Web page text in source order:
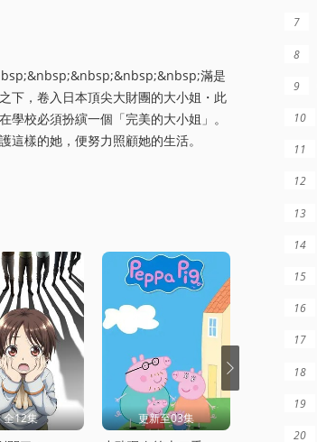
滿是
下，卷入日本頂尖大財團的大小姐・此
校必須扮縯一個「完美的大小姐」。
樣的她，便努力照顧她的生活。
全12集 更新至03集
7
8
9
10
11
12
13
14
15
16
17
18
19
20